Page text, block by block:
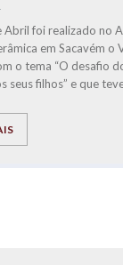
Abril foi realizado no
em Sacavém o
o tema “O desafio
seus filhos” e que
ano vais ser o melhor